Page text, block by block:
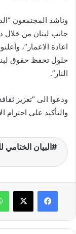
وناشد المجتمعون
جانب لبنان من خلال
اعادة الاعمار”،
حلول تحفظ حقوق
النار”.
ودعوا الى “تعزيز
والتأكيد على احترام
البيان الختامي